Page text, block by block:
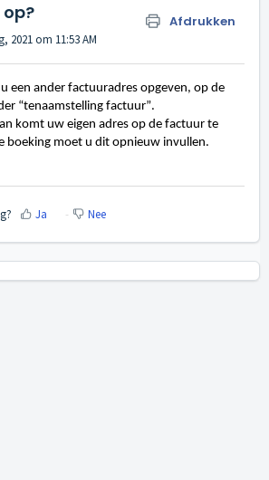
Afdrukken
2021 om 11:53 AM
een ander factuuradres opgeven, op de
“tenaamstelling factuur”.
komt uw eigen adres op de factuur te
boeking moet u dit opnieuw invullen.
Ja Nee